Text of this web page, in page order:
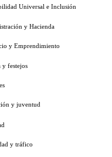
Universal e Inclusión
y Hacienda
y Emprendimiento
y festejos
y juventud
y tráfico